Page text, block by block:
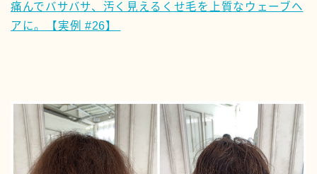
痛んでバサバサ、汚く見えるくせ毛を上質なウェーブヘ
アに。【実例 #26】